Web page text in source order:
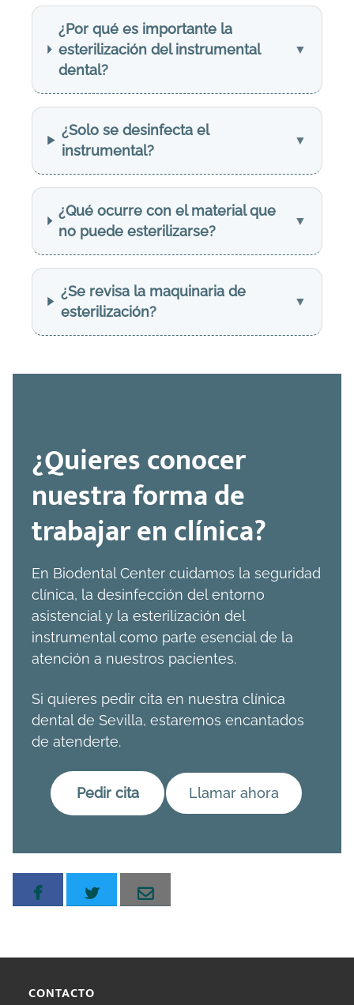
¿Por qué es importante la
esterilización del instrumental
dental?
¿Solo se desinfecta el
instrumental?
¿Qué ocurre con el material que
no puede esterilizarse?
¿Se revisa la maquinaria de
esterilización?
¿Quieres conocer
nuestra forma de
trabajar en clínica?
En Biodental Center cuidamos la seguridad
clínica, la desinfección del entorno
asistencial y la esterilización del
instrumental como parte esencial de la
atención a nuestros pacientes.
Si quieres pedir cita en nuestra clínica
dental de Sevilla, estaremos encantados
de atenderte.
Pedir cita Llamar ahora
CONTACTO